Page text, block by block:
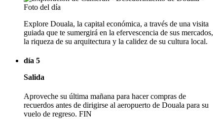
Explore Douala, la capital económica, a través de una visita
guiada que te sumergirá en la efervescencia de sus mercados,
la riqueza de su arquitectura y la calidez de su cultura local.
día 5
Salida
Aproveche su última mañana para hacer compras de
recuerdos antes de dirigirse al aeropuerto de Douala para su
vuelo de regreso. FIN